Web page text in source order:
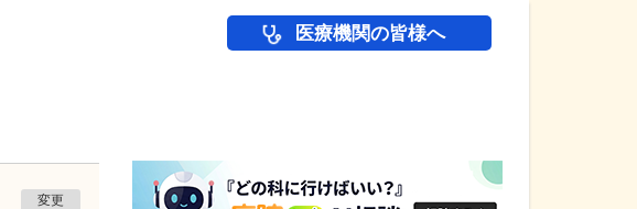
医療機関の皆様へ
変更